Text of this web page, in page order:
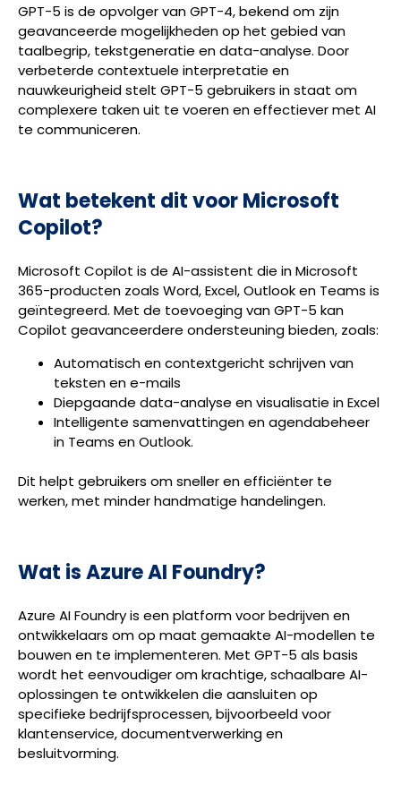
GPT-5 is de opvolger van GPT-4, bekend om zijn
geavanceerde mogelijkheden op het gebied van
taalbegrip, tekstgeneratie en data-analyse. Door
verbeterde contextuele interpretatie en
nauwkeurigheid stelt GPT-5 gebruikers in staat om
complexere taken uit te voeren en effectiever met AI
te communiceren.
Wat betekent dit voor Microsoft
Copilot?
Microsoft Copilot is de AI-assistent die in Microsoft
365-producten zoals Word, Excel, Outlook en Teams is
geïntegreerd. Met de toevoeging van GPT-5 kan
Copilot geavanceerdere ondersteuning bieden, zoals:
Automatisch en contextgericht schrijven van
teksten en e-mails
Diepgaande data-analyse en visualisatie in Excel
Intelligente samenvattingen en agendabeheer
in Teams en Outlook.
Dit helpt gebruikers om sneller en efficiënter te
werken, met minder handmatige handelingen.
Wat is Azure AI Foundry?
Azure AI Foundry is een platform voor bedrijven en
ontwikkelaars om op maat gemaakte AI-modellen te
bouwen en te implementeren. Met GPT-5 als basis
wordt het eenvoudiger om krachtige, schaalbare AI-
oplossingen te ontwikkelen die aansluiten op
specifieke bedrijfsprocessen, bijvoorbeeld voor
klantenservice, documentverwerking en
besluitvorming.